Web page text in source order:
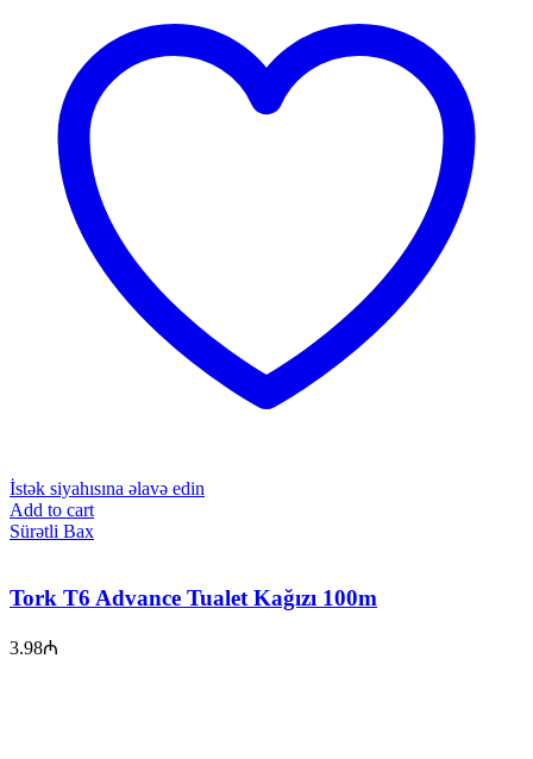
İstək siyahısına əlavə edin
Add to cart
Sürətli Bax
Tork T6 Advance Tualet Kağızı 100m
3.98₼